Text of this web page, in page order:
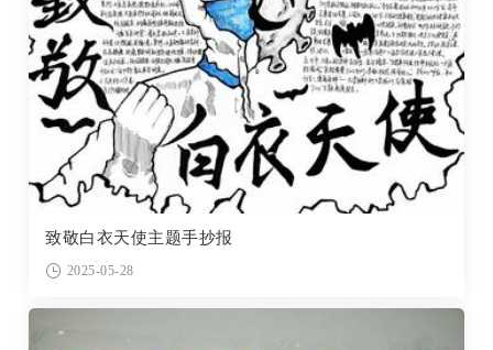
致敬白衣天使主题手抄报
2025-05-28